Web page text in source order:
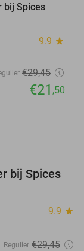
bij Spices
9.9 star
€29,45
€21 ,50
27%
bij Spices
9.9 star
Regulier €29,45